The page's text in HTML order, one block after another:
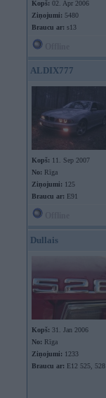
Kopš: 02. Apr 2006
Ziņojumi: 5480
Braucu ar: s13
ALDIX777
Kopš: 11. Sep 2007
No: Rīga
Ziņojumi: 125
Braucu ar: E91
Dullais
Kopš: 31. Jan 2006
No: Rīga
Ziņojumi: 1233
Braucu ar: E12 525, 528